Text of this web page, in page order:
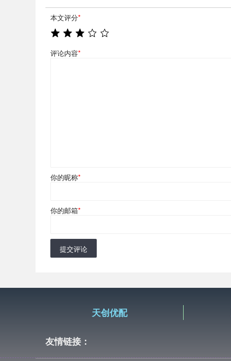
本文评分*
评论内容*
你的昵称*
你的邮箱*
提交评论
天创优配
友情链接：